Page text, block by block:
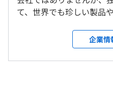
物品購買／役務購買システ
https://www.jnovel.co.jp/
JR京浜東北線「王子駅」北
東京さくらトラム（都電荒
ル研修、社外研修）
・新入社員教育（技術研修
〜5年で一人前のSEに育てて
て、世界でも珍しい製品
ステム開発をはじめ、ス
フトウェアの開発やテス
省エネや環境改善など、
企業情